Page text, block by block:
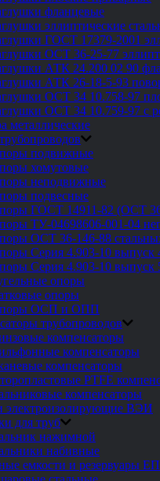
фланцевые
эллиптические
ГОСТ 17379-2001
ОСТ 36-25-77
АТК 24.200 02 90
АТК 26-18-5-93
ОСТ 34 10.758-97
ОСТ 34 10.759-97 с
металлические
подвижные
хомутовые
неподвижные
подвесные
ГОСТ 14911-82 (ОСТ
ТУ-04698606-001-04
ОСТ 36-146-88
Серия 4.903-10 выпуск
Серия 4.903-10 выпуск
опоры
опоры
ОСП и ОПП
трубопроводов
компенсаторы
компенсаторы
компенсаторы
PTFE
компенсаторы
электроизолирующие ВЭИ
для труб
нажимной
набивные
емкости и резервуары